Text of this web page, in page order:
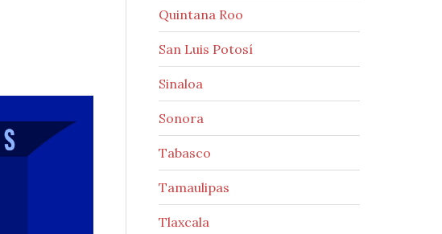
Quintana Roo
San Luis Potosí
Sinaloa
Sonora
Tabasco
Tamaulipas
Tlaxcala